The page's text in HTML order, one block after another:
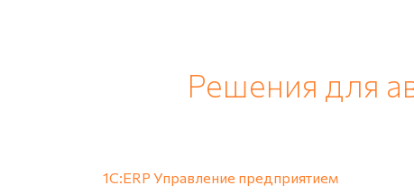
Решения для
1С:ERP Управление предприятием